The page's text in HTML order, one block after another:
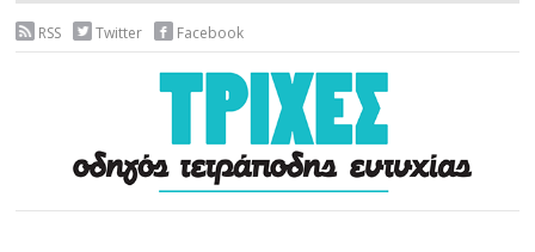
RSS Twitter Facebook